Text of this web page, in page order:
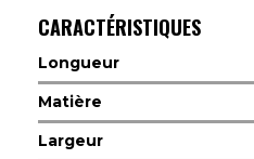
CARACTÉRISTIQUES
Longueur
Matière
Largeur